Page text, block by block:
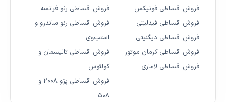
فروش اقساطی فونیکس
فروش اقساطی فیدلیتی
فروش اقساطی دیگنیتی
فروش اقساطی کرمان موتور
فروش اقساطی لاماری
فروش اقساطی رنو فرانسه
فروش اقساطی رنو ساندرو و
استپ‌وی
فروش اقساطی تالیسمان و
کولئوس
فروش اقساطی پژو ۲۰۰۸ و
۵۰۸